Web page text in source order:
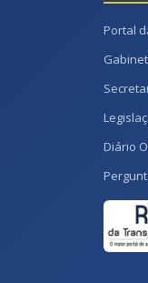
Portal
Diário